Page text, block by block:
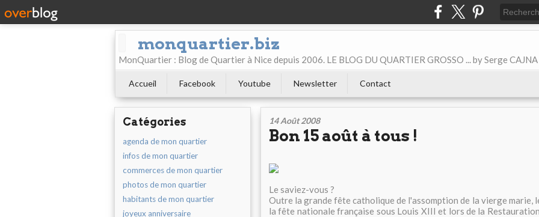
monquartier.biz
MonQuartier : Blog de Quartier à Nice depuis 2006. LE BLOG DU QUARTIER GROSSO ... by Serge CAJNA
Accueil Facebook Youtube Newsletter Contact
Catégories
agenda de mon quartier
infos de mon quartier
commerces de mon quartier
photos de mon quartier
habitants de mon quartier
joyeux anniversaire
14 Août 2008
Bon 15 août à tous !
Le saviez-vous ?
Outre la grande fête catholique de l'assomption de la vierge marie,
la fête nationale française sous Louis XIII et lors de la